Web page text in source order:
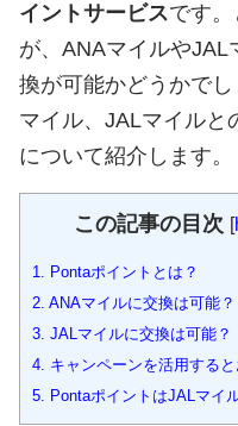
イントサービスです
が、ANAマイルやJAL
換が可能かどうかで
マイル、JALマイルと
について紹介します。
この記事の目次 [
1. Pontaポイントとは？
2. ANAマイルに交換は可能？
3. JALマイルに交換は可能？
4. キャンペーンを活用する
5. PontaポイントはJALマイ